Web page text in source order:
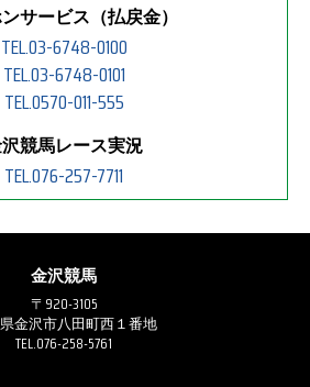
サービス（払戻金）
TEL.03-6748-0100
TEL.03-6748-0101
TEL.0570-011-555
競馬レース実況
TEL.076-257-7711
金沢競馬
〒920-3105
金沢市八田町西１番地
TEL.076-258-5761